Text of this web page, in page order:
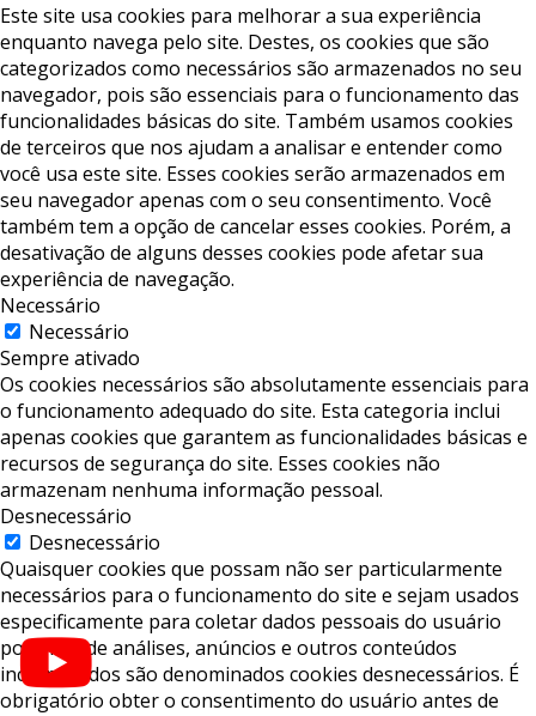
Este site usa cookies para melhorar a sua experiência
enquanto navega pelo site. Destes, os cookies que são
categorizados como necessários são armazenados no seu
navegador, pois são essenciais para o funcionamento das
funcionalidades básicas do site. Também usamos cookies
de terceiros que nos ajudam a analisar e entender como
você usa este site. Esses cookies serão armazenados em
seu navegador apenas com o seu consentimento. Você
também tem a opção de cancelar esses cookies. Porém, a
desativação de alguns desses cookies pode afetar sua
experiência de navegação.
Necessário
Necessário
Sempre ativado
Os cookies necessários são absolutamente essenciais para
o funcionamento adequado do site. Esta categoria inclui
apenas cookies que garantem as funcionalidades básicas e
recursos de segurança do site. Esses cookies não
armazenam nenhuma informação pessoal.
Desnecessário
Desnecessário
Quaisquer cookies que possam não ser particularmente
necessários para o funcionamento do site e sejam usados ​​
especificamente para coletar dados pessoais do usuário
por meio de análises, anúncios e outros conteúdos
incorporados são denominados cookies desnecessários. É
obrigatório obter o consentimento do usuário antes de